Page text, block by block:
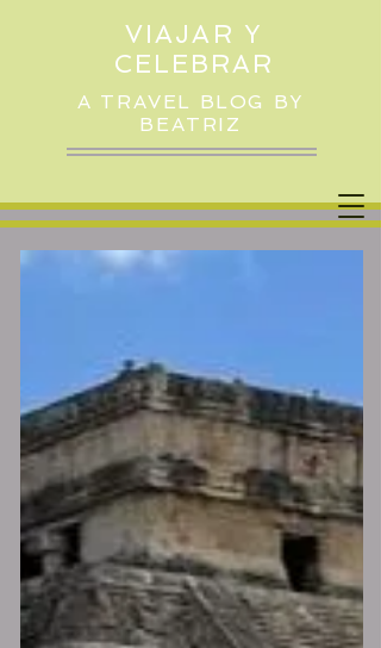
VIAJAR Y
CELEBRAR
A TRAVEL BLOG BY
BEATRIZ